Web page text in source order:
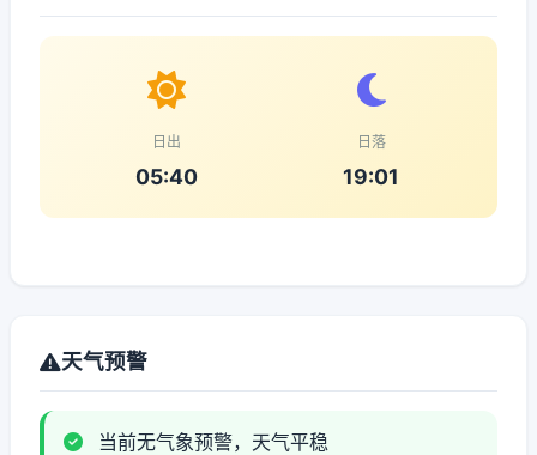
日出
05:40
日落
19:01
天气预警
当前无气象预警，天气平稳